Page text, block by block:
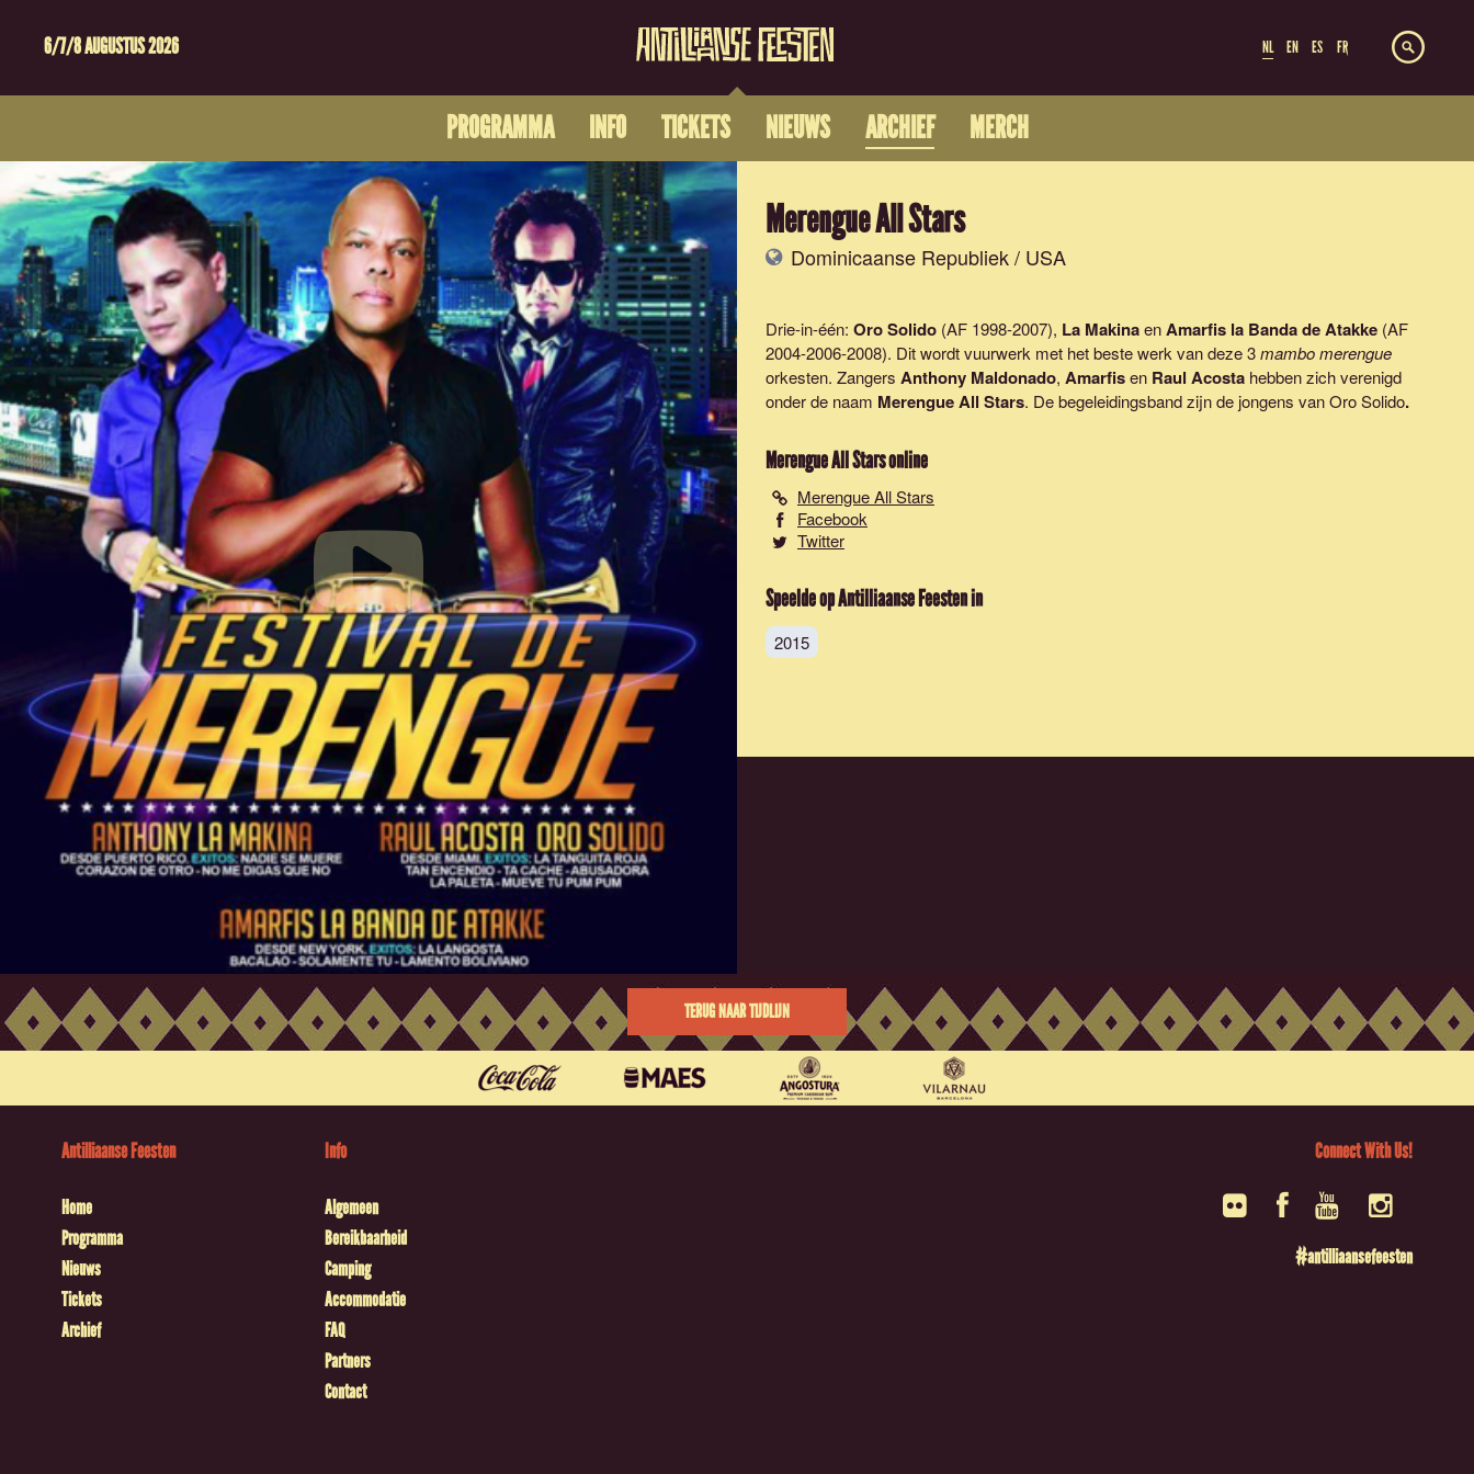
6/7/8 AUGUSTUS 2026 NL EN ES FR
PROGRAMMA INFO TICKETS NIEUWS ARCHIEF MERCH
Merengue All Stars
Dominicaanse Republiek / USA
Drie-in-één: Oro Solido (AF 1998-2007), La MakinaenAmarfis la Banda de Atakke (AF
2004-2006-2008). Dit wordt vuurwerk met het beste werk van deze 3mambo merengue
orkesten. Zangers Anthony Maldonado, Amarfisen Raul Acosta hebben zich verenigd
onder de naam Merengue All Stars. De begeleidingsband zijn de jongens van Oro Solido.
Merengue All Starsonline
Merengue All Stars
Facebook
Twitter
Speelde op Antilliaanse Feesten in
2015
TERUG NAAR TIJDLIJN
Antilliaanse Feesten
Home
Programma
Nieuws
Tickets
Archief
Info
Algemeen
Bereikbaarheid
Camping
Accommodatie
FAQ
Partners
Contact
Connect With Us!
#antilliaansefeesten